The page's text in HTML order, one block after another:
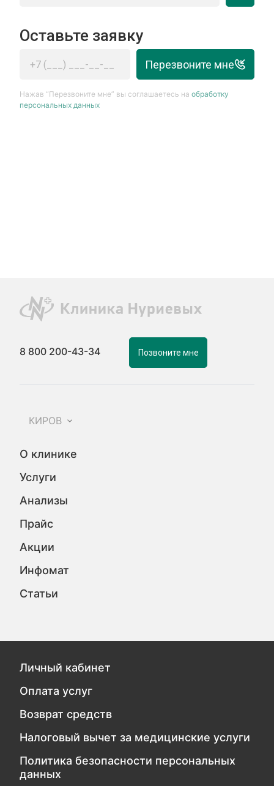
Оставьте заявку
Перезвоните мне
Нажав “Перезвоните мне” вы соглашаетесь наобработку
персональных данных
8 800 200-43-34 Позвоните мне
КИРОВ
О клинике
Услуги
Анализы
Прайс
Акции
Инфомат
Статьи
Личный кабинет
Оплата услуг
Возврат средств
Налоговый вычет за медицинские услуги
Политика безопасности персональных
данных